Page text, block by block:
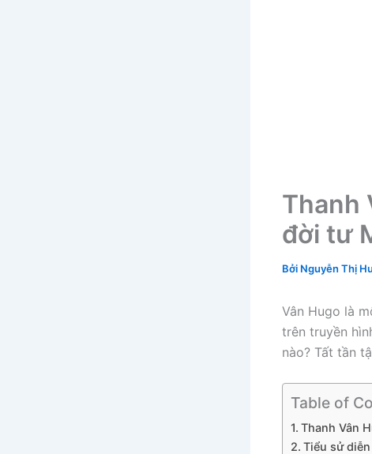
Thanh
đời tư
Bởi Nguyễn Thị
Vân Hugo là
trên truyền
nào? Tất tần
Table of
Thanh Vân
Tiểu sử